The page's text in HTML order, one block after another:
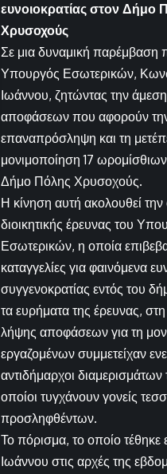
ευνοιοκρατίας στον Δήμο
Χρυσοχούς
Σε μια δυναμική
Υπουργός Εσωτερικών,
Ιωάννου, ζητώντας την
αποφάσεων που αφορούν
επαναπρόσληψη και τη
μονιμοποίηση 17
Δήμο Πόλης Χρυσοχούς.
Η κίνηση αυτή ακολουθεί
διοικητικής έρευνας του
Εσωτερικών, η οποία
καταγγελίες για φαινόμενα
συγγενοκρατίας εντός του
τα ευρήματα της έρευνας, στη
λήψης αποφάσεων για τη
εργαζομένων συμμετείχαν
αντιδήμαρχοι
οποίοι τυγχάνουν γονείς
προσληφθέντων.
Το πόρισμα, το οποίο τέθηκε
Ιωάννου στις αρχές της